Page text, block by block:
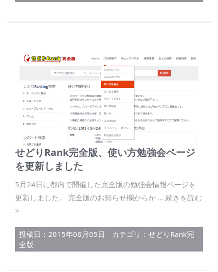
せどりRank完全版、使い方勉強会ページ
を更新しました
5月24日に都内で開催した完全版の勉強会情報ページを
更新しました。 完全版のお知らせ欄からか ... 続きを読む
>
投稿日：2015年06月05日 カテゴリ： せどりRank完
全版